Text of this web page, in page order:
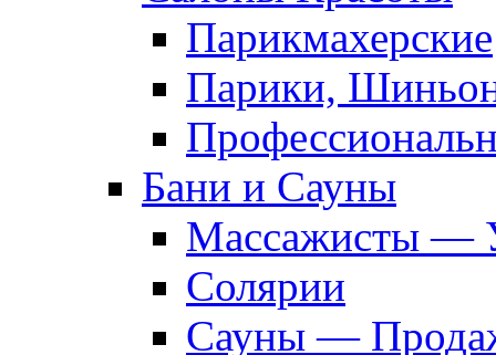
Парикмахерские
Парики,
Бани и Сауны
Массажисты —
Солярии
Сауны —